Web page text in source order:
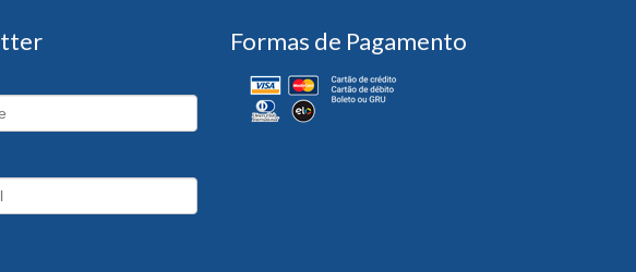
Formas de Pagamento